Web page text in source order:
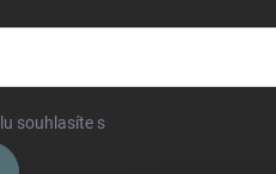
souhlasíte s